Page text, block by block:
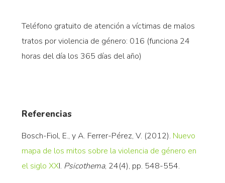
Teléfono gratuito de atención a víctimas de malos
tratos por violencia de género: 016 (funciona 24
horas del día los 365 días del año)
Referencias
Bosch-Fiol, E., y A. Ferrer-Pérez, V. (2012). Nuevo
mapa de los mitos sobre la violencia de género en
el siglo XXI. Psicothema, 24(4), pp. 548-554.